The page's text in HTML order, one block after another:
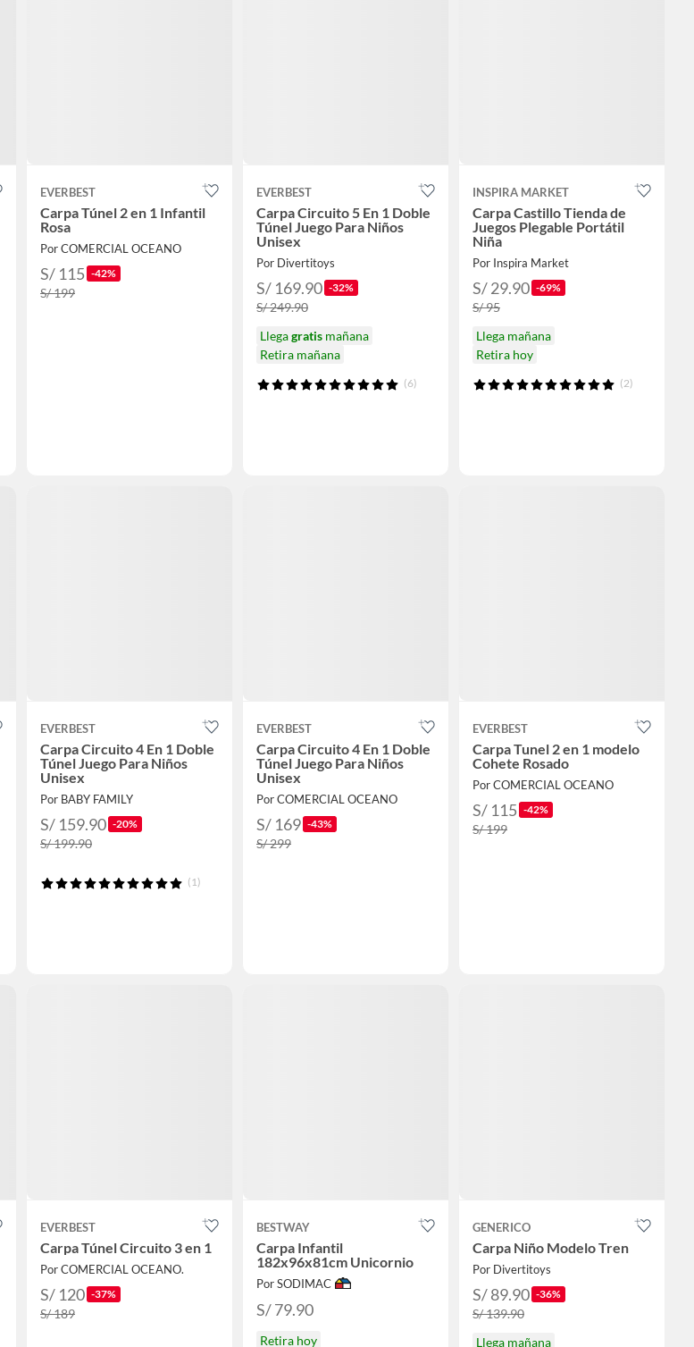
EVERBEST
Carpa Túnel 2 en 1 Infantil
Rosa
Por COMERCIAL OCEANO
S/ 115 -42%
S/ 199
EVERBEST
Carpa Circuito 5 En 1 Doble
Túnel Juego Para Niños
Unisex
Por Divertitoys
S/ 169.90 -32%
S/ 249.90
Llegagratis mañana
Retira mañana
(6)
INSPIRA MARKET
Carpa Castillo Tienda de
Juegos Plegable Portátil
Niña
Por Inspira Market
S/ 29.90 -69%
S/ 95
Llega mañana
Retira hoy
(2)
EVERBEST
Carpa Circuito 4 En 1 Doble
Túnel Juego Para Niños
Unisex
Por BABY FAMILY
S/ 159.90 -20%
S/ 199.90
(1)
EVERBEST
Carpa Circuito 4 En 1 Doble
Túnel Juego Para Niños
Unisex
Por COMERCIAL OCEANO
S/ 169 -43%
S/ 299
EVERBEST
Carpa Tunel 2 en 1 modelo
Cohete Rosado
Por COMERCIAL OCEANO
S/ 115 -42%
S/ 199
EVERBEST
Carpa Túnel Circuito 3 en 1
Por COMERCIAL OCEANO.
S/ 120 -37%
S/ 189
BESTWAY
Carpa Infantil
182x96x81cm Unicornio
Por SODIMAC
S/ 79.90
Retira hoy
GENERICO
Carpa Niño Modelo Tren
Por Divertitoys
S/ 89.90 -36%
S/ 139.90
Llega mañana